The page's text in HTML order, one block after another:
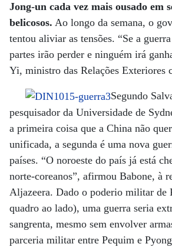
Jong-un cada vez mais ousado em
belicosos. Ao longo da semana, o
tentou aliviar as tensões. “Se a
partes irão perder e ninguém irá
Yi, ministro das Relações Exteriores
Segundo
pesquisador da Universidade de
a primeira coisa que a China não
unificada, a segunda é uma nova
países. “O noroeste do país já está
norte-coreanos”, afirmou Babone, à
Aljazeera. Dado o poderio militar de
quadro ao lado), uma guerra seria
sangrenta, mesmo sem envolver
parceria militar entre Pequim e